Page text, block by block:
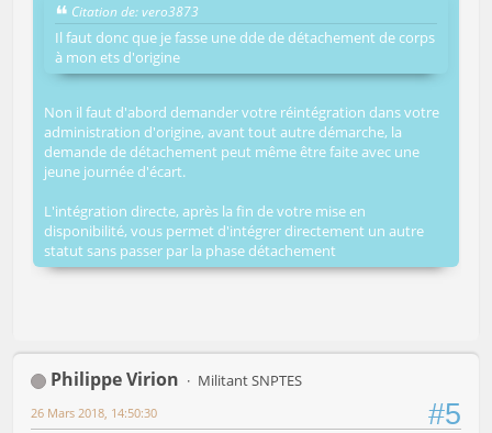
Citation de: vero3873
Il faut donc que je fasse une dde de détachement de corps
à mon ets d'origine
Non il faut d'abord demander votre réintégration dans votre
administration d'origine, avant tout autre démarche, la
demande de détachement peut même être faite avec une
jeune journée d'écart.
L'intégration directe, après la fin de votre mise en
disponibilité, vous permet d'intégrer directement un autre
statut sans passer par la phase détachement
Philippe Virion Militant SNPTES
#5
26 Mars 2018, 14:50:30